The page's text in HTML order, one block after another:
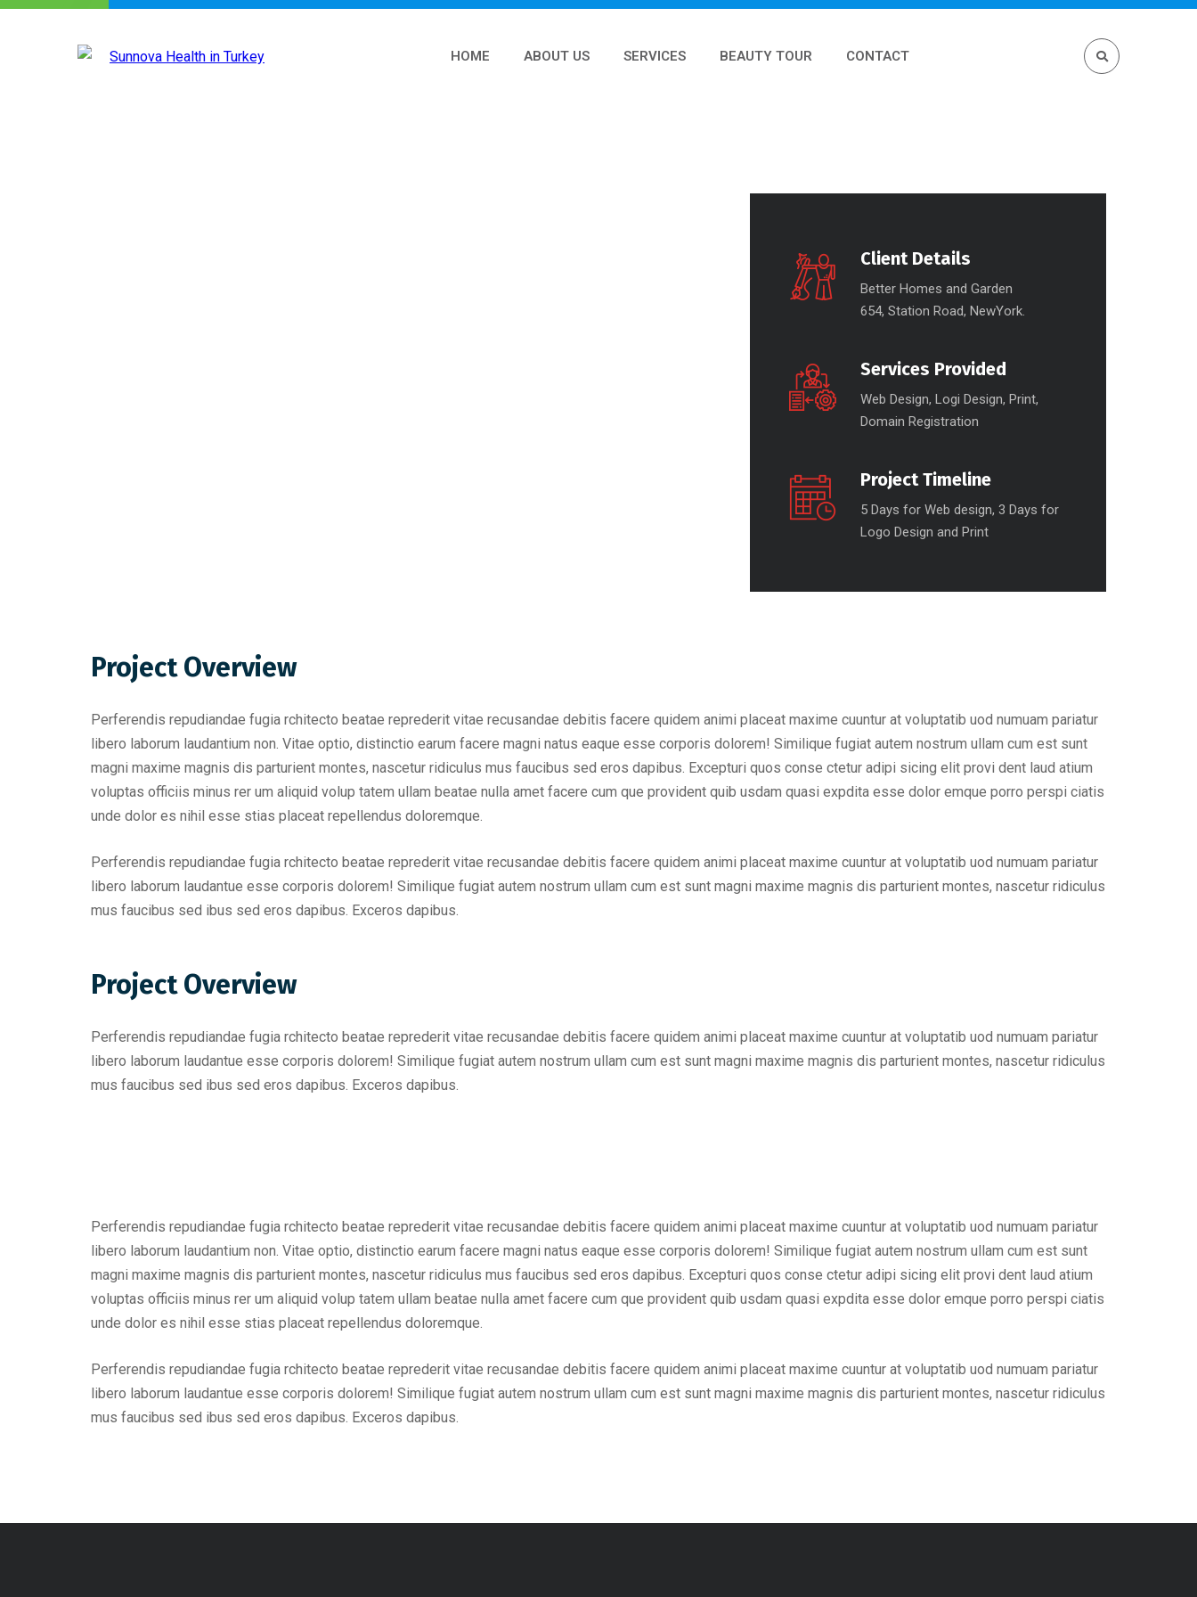
HOME ABOUT US SERVICES BEAUTY TOUR CONTACT
Client Details
Better Homes and Garden
654, Station Road, NewYork.
Services Provided
Web Design, Logi Design, Print,
Domain Registration
Project Timeline
5 Days for Web design, 3 Days for
Logo Design and Print
Project Overview
Perferendis repudiandae fugia rchitecto beatae reprederit vitae recusandae debitis facere quidem animi placeat maxime cuuntur at voluptatib uod numuam pariatur
libero laborum laudantium non. Vitae optio, distinctio earum facere magni natus eaque esse corporis dolorem! Similique fugiat autem nostrum ullam cum est sunt
magni maxime magnis dis parturient montes, nascetur ridiculus mus faucibus sed eros dapibus. Excepturi quos conse ctetur adipi sicing elit provi dent laud atium
voluptas officiis minus rer um aliquid volup tatem ullam beatae nulla amet facere cum que provident quib usdam quasi expdita esse dolor emque porro perspi ciatis
unde dolor es nihil esse stias placeat repellendus doloremque.
Perferendis repudiandae fugia rchitecto beatae reprederit vitae recusandae debitis facere quidem animi placeat maxime cuuntur at voluptatib uod numuam pariatur
libero laborum laudantue esse corporis dolorem! Similique fugiat autem nostrum ullam cum est sunt magni maxime magnis dis parturient montes, nascetur ridiculus
mus faucibus sed ibus sed eros dapibus. Exceros dapibus.
Project Overview
Perferendis repudiandae fugia rchitecto beatae reprederit vitae recusandae debitis facere quidem animi placeat maxime cuuntur at voluptatib uod numuam pariatur
libero laborum laudantue esse corporis dolorem! Similique fugiat autem nostrum ullam cum est sunt magni maxime magnis dis parturient montes, nascetur ridiculus
mus faucibus sed ibus sed eros dapibus. Exceros dapibus.
Perferendis repudiandae fugia rchitecto beatae reprederit vitae recusandae debitis facere quidem animi placeat maxime cuuntur at voluptatib uod numuam pariatur
libero laborum laudantium non. Vitae optio, distinctio earum facere magni natus eaque esse corporis dolorem! Similique fugiat autem nostrum ullam cum est sunt
magni maxime magnis dis parturient montes, nascetur ridiculus mus faucibus sed eros dapibus. Excepturi quos conse ctetur adipi sicing elit provi dent laud atium
voluptas officiis minus rer um aliquid volup tatem ullam beatae nulla amet facere cum que provident quib usdam quasi expdita esse dolor emque porro perspi ciatis
unde dolor es nihil esse stias placeat repellendus doloremque.
Perferendis repudiandae fugia rchitecto beatae reprederit vitae recusandae debitis facere quidem animi placeat maxime cuuntur at voluptatib uod numuam pariatur
libero laborum laudantue esse corporis dolorem! Similique fugiat autem nostrum ullam cum est sunt magni maxime magnis dis parturient montes, nascetur ridiculus
mus faucibus sed ibus sed eros dapibus. Exceros dapibus.